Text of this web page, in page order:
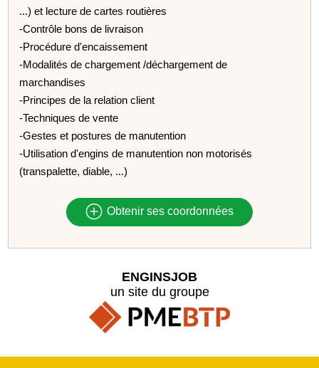
...) et lecture de cartes routières
-Contrôle bons de livraison
-Procédure d'encaissement
-Modalités de chargement /déchargement de
marchandises
-Principes de la relation client
-Techniques de vente
-Gestes et postures de manutention
-Utilisation d'engins de manutention non motorisés
(transpalette, diable, ...)
Obtenir ses coordonnées
ENGINSJOB
un site du groupe